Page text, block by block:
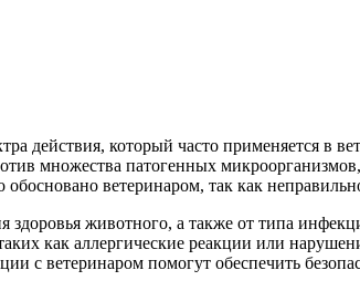
действия, который часто применяется в
множества патогенных
ветеринаром, так как
здоровья животного, а также от типа
как аллергические реакции или
с ветеринаром помогут обеспечить